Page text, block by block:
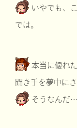
いやでも、
では。
本当に優れ
聞き手を夢中に
そうなんだ…